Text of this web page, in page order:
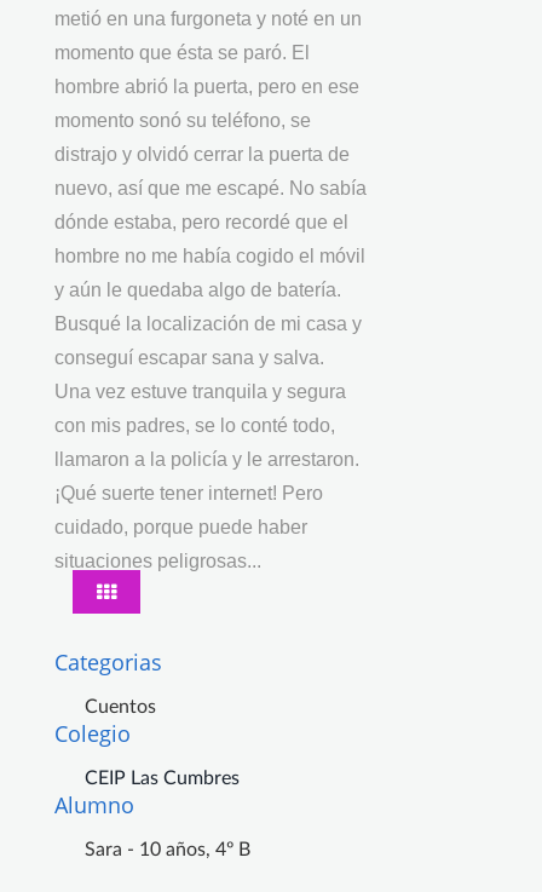
metió en una furgoneta y noté en un
momento que ésta se paró. El
hombre abrió la puerta, pero en ese
momento sonó su teléfono, se
distrajo y olvidó cerrar la puerta de
nuevo, así que me escapé. No sabía
dónde estaba, pero recordé que el
hombre no me había cogido el móvil
y aún le quedaba algo de batería.
Busqué la localización de mi casa y
conseguí escapar sana y salva.
Una vez estuve tranquila y segura
con mis padres, se lo conté todo,
llamaron a la policía y le arrestaron.
¡Qué suerte tener internet! Pero
cuidado, porque puede haber
situaciones peligrosas...
Categorias
Cuentos
Colegio
CEIP Las Cumbres
Alumno
Sara - 10 años, 4º B